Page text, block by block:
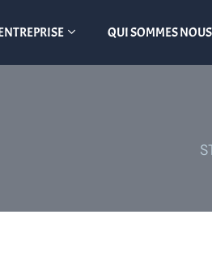
QUI SOMMES